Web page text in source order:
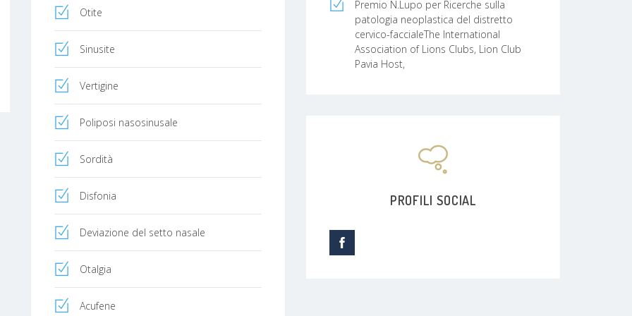
Premio N.Lupo per Ricerche sulla
patologia neoplastica del distretto
cervico-faccialeThe International
Association of Lions Clubs, Lion Club
Pavia Host,
Otite
Sinusite
Vertigine
Poliposi nasosinusale
Sordità
Disfonia
Deviazione del setto nasale
Otalgia
Acufene
PROFILI SOCIAL